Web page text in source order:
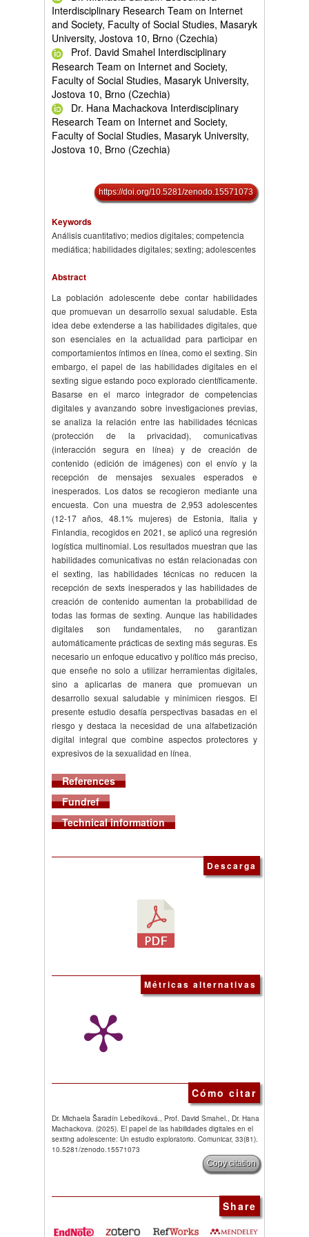
Interdisciplinary Research Team on Internet
and Society, Faculty of Social Studies, Masaryk
University, Jostova 10, Brno (Czechia)
Prof. David Smahel Interdisciplinary
Research Team on Internet and Society,
Faculty of Social Studies, Masaryk University,
Jostova 10, Brno (Czechia)
Dr. Hana Machackova Interdisciplinary
Research Team on Internet and Society,
Faculty of Social Studies, Masaryk University,
Jostova 10, Brno (Czechia)
https://doi.org/10.5281/zenodo.15571073
Keywords
Análisis cuantitativo; medios digitales; competencia
mediática; habilidades digitales; sexting; adolescentes
Abstract
La población adolescente debe contar habilidades
que promuevan un desarrollo sexual saludable. Esta
idea debe extenderse a las habilidades digitales, que
son esenciales en la actualidad para participar en
comportamientos íntimos en línea, como el sexting. Sin
embargo, el papel de las habilidades digitales en el
sexting sigue estando poco explorado científicamente.
Basarse en el marco integrador de competencias
digitales y avanzando sobre investigaciones previas,
se analiza la relación entre las habilidades técnicas
(protección de la privacidad), comunicativas
(interacción segura en línea) y de creación de
contenido (edición de imágenes) con el envío y la
recepción de mensajes sexuales esperados e
inesperados. Los datos se recogieron mediante una
encuesta. Con una muestra de 2,953 adolescentes
(12-17 años, 48.1% mujeres) de Estonia, Italia y
Finlandia, recogidos en 2021, se aplicó una regresión
logística multinomial. Los resultados muestran que las
habilidades comunicativas no están relacionadas con
el sexting, las habilidades técnicas no reducen la
recepción de sexts inesperados y las habilidades de
creación de contenido aumentan la probabilidad de
todas las formas de sexting. Aunque las habilidades
digitales son fundamentales, no garantizan
automáticamente prácticas de sexting más seguras. Es
necesario un enfoque educativo y político más preciso,
que enseñe no solo a utilizar herramientas digitales,
sino a aplicarlas de manera que promuevan un
desarrollo sexual saludable y minimicen riesgos. El
presente estudio desafía perspectivas basadas en el
riesgo y destaca la necesidad de una alfabetización
digital integral que combine aspectos protectores y
expresivos de la sexualidad en línea.
References
Fundref
Technical information
Descarga
Métricas alternativas
Cómo citar
Dr. Michaela Šaradín Lebedíková., Prof. David Smahel., Dr. Hana
Machackova. (2025). El papel de las habilidades digitales en el
sexting adolescente: Un estudio exploratorio. Comunicar, 33(81).
10.5281/zenodo.15571073
Copy citation
Share